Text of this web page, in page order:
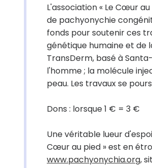
L'association « Le Cœur
de pachyonychie
fonds pour soutenir ces
génétique humaine et de
TransDerm, basé à
l'homme ; la molécule
peau. Les travaux se
Dons : lorsque 1 € = 3 €
Une véritable lueur
Cœur au pied » est en
www.pachyonychia.org,